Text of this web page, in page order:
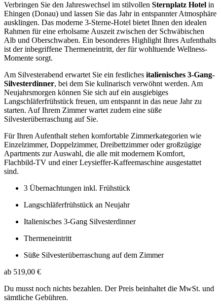
Verbringen Sie den Jahreswechsel im stilvollen Sternplatz Hotel in
Ehingen (Donau) und lassen Sie das Jahr in entspannter Atmosphäre
ausklingen. Das moderne 3-Sterne-Hotel bietet Ihnen den idealen
Rahmen für eine erholsame Auszeit zwischen der Schwäbischen
Alb und Oberschwaben. Ein besonderes Highlight Ihres Aufenthalts
ist der inbegriffene Thermeneintritt, der für wohltuende Wellness-
Momente sorgt.
Am Silvesterabend erwartet Sie ein festliches italienisches 3-Gang-
Silvesterdinner, bei dem Sie kulinarisch verwöhnt werden. Am
Neujahrsmorgen können Sie sich auf ein ausgiebiges
Langschläferfrühstück freuen, um entspannt in das neue Jahr zu
starten. Auf Ihrem Zimmer wartet zudem eine süße
Silvesterüberraschung auf Sie.
Für Ihren Aufenthalt stehen komfortable Zimmerkategorien wie
Einzelzimmer, Doppelzimmer, Dreibettzimmer oder großzügige
Apartments zur Auswahl, die alle mit modernem Komfort,
Flachbild-TV und einer Leysieffer-Kaffeemaschine ausgestattet
sind.
3 Übernachtungen inkl. Frühstück
Langschläferfrühstück an Neujahr
Italienisches 3-Gang Silvesterdinner
Thermeneintritt
Süße Silvesterüberraschung auf dem Zimmer
ab 519,00 €
Du musst noch nichts bezahlen. Der Preis beinhaltet die MwSt. und
sämtliche Gebühren.